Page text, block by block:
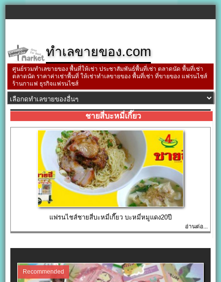
ทำเลขายของ.com
ศูนย์รวมทำเลขายของ พื้นที่ให้เช่า ประชาสัมพันธ์พื้นที่เช่า ตลาดนัด พื้นที่เช่า
ตลาดนัด ราคาค่าเช่าพื้นที่ ให้เช่าทำเลขายของ พื้นที่เช่า ที่ขายของ แฟรนไชส์
ร้านกาแฟ ธุรกิจแฟรนไชส์
ชายสี่บะหมี่เกี๊ยว
แฟรนไชส์ชายสี่บะหมี่เกี๊ยว บะหมี่หมูแดง20ปี
อ่านต่อ...
Recommended